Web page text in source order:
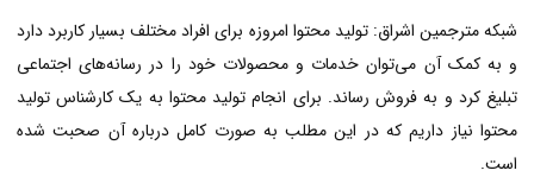
شبکه مترجمین اشراق: تولید محتوا امروزه برای افراد مختلف بسیار کاربرد دارد
و به کمک آن می‌توان خدمات و محصولات خود را در رسانه‌های اجتماعی
تبلیغ کرد و به فروش رساند. برای انجام تولید محتوا به یک کارشناس تولید
محتوا نیاز داریم که در این مطلب به صورت کامل درباره آن صحبت شده
است.